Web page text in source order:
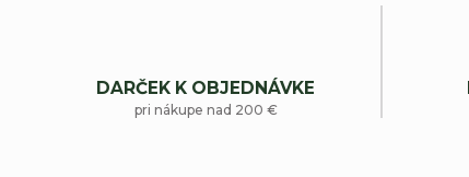
DARČEK K OBJEDNÁVKE
pri nákupe nad 200 €